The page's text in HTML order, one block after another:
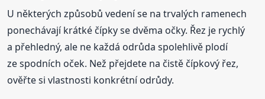
U některých způsobů vedení se na trvalých ramenech
ponechávají krátké čípky se dvěma očky. Řez je rychlý
a přehledný, ale ne každá odrůda spolehlivě plodí
ze spodních oček. Než přejdete na čistě čípkový řez,
ověřte si vlastnosti konkrétní odrůdy.